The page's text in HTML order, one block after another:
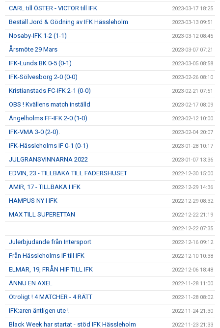
CARL till ÖSTER - VICTOR till IFK 2023-03-17 18:25
Beställ Jord & Gödning av IFK Hässleholm 2023-03-13 09:51
Nosaby-IFK 1-2 (1-1) 2023-03-12 08:45
Årsmöte 29 Mars 2023-03-07 07:21
IFK-Lunds BK 0-5 (0-1) 2023-03-05 08:58
IFK-Sölvesborg 2-0 (0-0) 2023-02-26 08:10
Kristianstads FC-IFK 2-1 (0-0) 2023-02-21 07:51
OBS ! Kvällens match inställd 2023-02-17 08:09
Ängelholms FF-IFK 2-0 (1-0) 2023-02-12 10:00
IFK-VMA 3-0 (2-0). 2023-02-04 20:07
IFK-Hässleholms IF 0-1 (0-1) 2023-01-28 10:17
JULGRANSVINNARNA 2022 2023-01-07 13:36
EDVIN, 23 - TILLBAKA TILL FADERSHUSET 2022-12-30 15:00
AMIR, 17 - TILLBAKA I IFK 2022-12-29 14:36
HAMPUS NY I IFK 2022-12-29 08:32
MAX TILL SUPERETTAN 2022-12-22 21:19
2022-12-22 07:35
Julerbjudande från Intersport 2022-12-16 09:12
Från Hässleholms IF till IFK 2022-12-10 10:38
ELMAR, 19, FRÅN HIF TILL IFK 2022-12-06 18:48
ÄNNU EN AXEL 2022-11-28 11:00
Otroligt ! 4 MATCHER - 4 RÄTT 2022-11-28 08:02
IFK:aren äntligen ute ! 2022-11-24 21:30
Black Week har startat - stöd IFK Hässleholm 2022-11-23 21:33